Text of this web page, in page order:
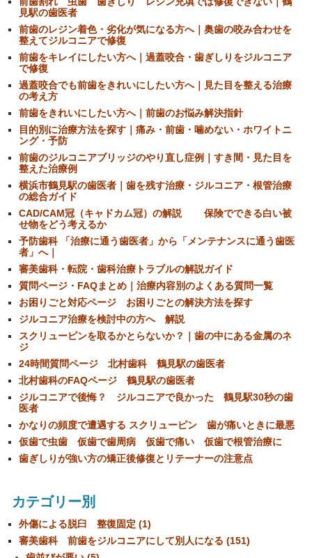
見駅の歯医者
前歯のレジン着色・劣化が気になる方へ｜奥歯の咬み合わせを
整えてジルコニアで修復
前歯をキレイにしたい方へ｜過蓋咬合・歯ぎしりをジルコニア
で修復
過蓋咬合でも前歯をきれいにしたい方へ｜見た目を整える治療
の考え方
前歯をきれいにしたい方へ｜前歯のお悩み解決指針
目的別に治療方法を探す｜痛み・前歯・噛めない・ホワイトニ
ング・予防
前歯のジルコニアブリッジのやり直し症例｜すき間・見た目を
整えた治療例
横浜市鶴見駅の歯医者｜歯を残す治療・ジルコニア・根管治療
の総合ガイド
CAD/CAM冠（キャドカム冠）の解説 保険でできる白い被
せ物をどう考えるか
予防歯科 「治療に通う歯医者」から「メンテナンスに通う歯医
者」へ｜
審美歯科・転院・歯科治療トラブルの解説ガイド
質問ページ・FAQまとめ｜治療内容別のよくある質問一覧
お困りごと対応ページ お困りごとの解決方法を探す
ジルコニア治療を検討中の方へ 解説
スクリューピンを取るかとらないか？｜歯の中にある金属のネ
ジ
24時間質問ページ 北村歯科 鶴見駅の歯医者
北村歯科のFAQページ 鶴見駅の歯医者
ジルコニアで後悔？ ジルコニアで良かった 鶴見駅30秒の歯
医者
かなりの頻度で遭遇する スクリューピン 歯が痛いときに最悪
仮歯で虫歯 仮歯で歯周病 仮歯で痛い 仮歯で根管治療に
歯ぎしりが強い方の矯正後修復とリテーナーの注意点
カテゴリー別
外傷による脱臼 整復固定 (1)
審美歯科 前歯をジルコニアにして別人になる (151)